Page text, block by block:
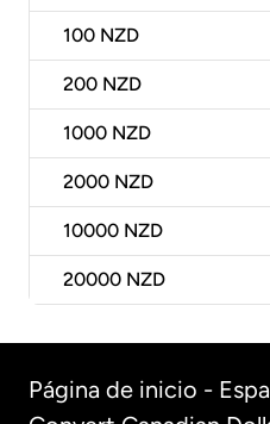
100 NZD
200 NZD
1000 NZD
2000 NZD
10000 NZD
20000 NZD
Página de inicio -